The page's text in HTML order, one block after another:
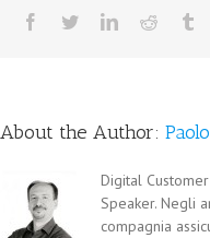
Facebook
TwitterLinkedinReddit
About the Author:
Digital
Speaker. Negli
compagnia